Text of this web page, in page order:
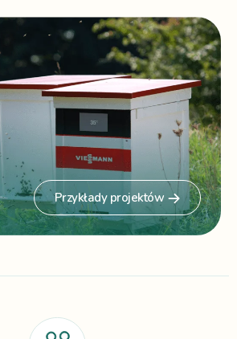
Przykłady projektów